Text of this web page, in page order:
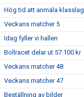
Hög tid att anmäla
Veckans matcher 5
Idag fyller vi hallen
Bollracet delar ut 57 100 kr
Veckans matcher 48
Veckans matcher 47
Beställning av bilder